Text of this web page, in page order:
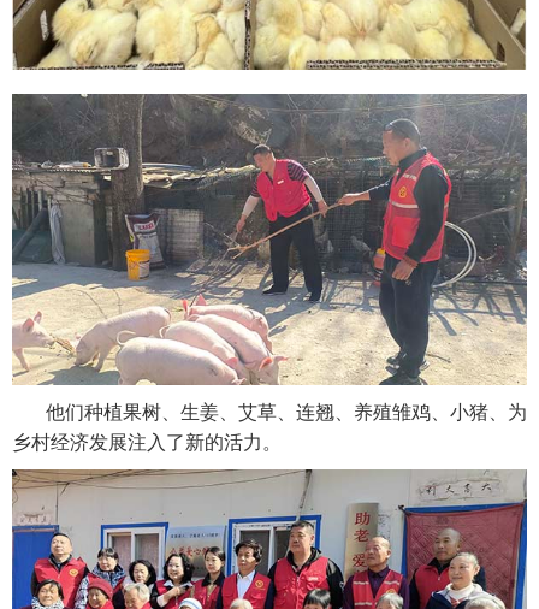
他们种植果树、生姜、艾草、连翘、养殖雏鸡、小猪、为
乡村经济发展注入了新的活力。